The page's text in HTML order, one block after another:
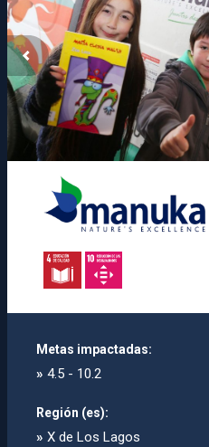
Metas impactadas:
» 4.5 - 10.2
Región (es):
» X de Los Lagos